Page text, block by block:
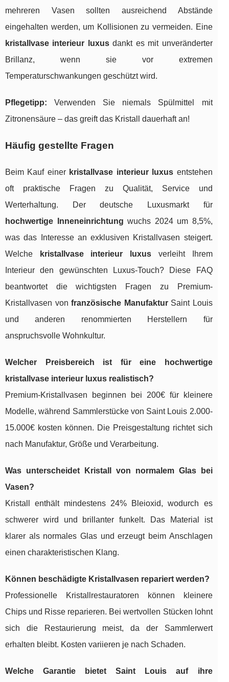
mehreren Vasen sollten ausreichend Abstände
eingehalten werden, um Kollisionen zu vermeiden. Eine
kristallvase interieur luxusdankt es mit unveränderter
Brillanz, wenn sie vor extremen
Temperaturschwankungen geschützt wird.
Pflegetipp: Verwenden Sie niemals Spülmittel mit
Zitronensäure – das greift das Kristall dauerhaft an!
Häufig gestellte Fragen
Beim Kauf einer kristallvase interieur luxus entstehen
oft praktische Fragen zu Qualität, Service und
Werterhaltung. Der deutsche Luxusmarkt für
hochwertige Inneneinrichtung wuchs 2024 um 8,5%,
was das Interesse an exklusiven Kristallvasen steigert.
Welche
kristallvase interieur luxus verleiht Ihrem
Interieur den gewünschten Luxus-Touch? Diese FAQ
beantwortet die wichtigsten Fragen zu Premium-
Kristallvasen vonfranzösische ManufakturSaint Louis
und anderen renommierten Herstellern für
anspruchsvolle Wohnkultur.
Welcher Preisbereich ist für eine hochwertige
kristallvase interieur luxus realistisch?
Premium-Kristallvasen beginnen bei 200€ für kleinere
Modelle, während Sammlerstücke von Saint Louis 2.000-
15.000€ kosten können. Die Preisgestaltung richtet sich
nach Manufaktur, Größe und Verarbeitung.
Was unterscheidet Kristall von normalem Glas bei
Vasen?
Kristall enthält mindestens 24% Bleioxid, wodurch es
schwerer wird und brillanter funkelt. Das Material ist
klarer als normales Glas und erzeugt beim Anschlagen
einen charakteristischen Klang.
Können beschädigte Kristallvasen repariert werden?
Professionelle Kristallrestauratoren können kleinere
Chips und Risse reparieren. Bei wertvollen Stücken lohnt
sich die Restaurierung meist, da der Sammlerwert
erhalten bleibt. Kosten variieren je nach Schaden.
Welche Garantie bietet Saint Louis auf ihre